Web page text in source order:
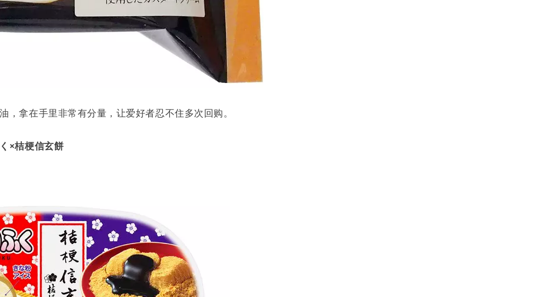
拿在手里非常有分量，让爱好者忍不住多次回购。
×桔梗信玄餅